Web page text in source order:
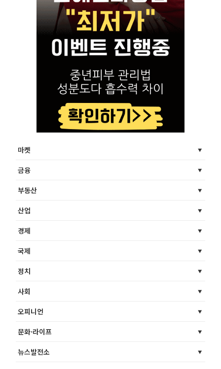
마켓
금융
부동산
산업
경제
국제
정치
사회
오피니언
문화·라이프
뉴스발전소